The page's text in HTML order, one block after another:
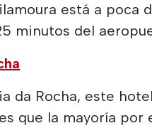
está a poca
minutos del
da Rocha, este
que la mayoría por